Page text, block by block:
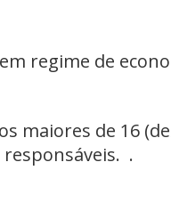
regime de
maiores de 16
responsáveis. .